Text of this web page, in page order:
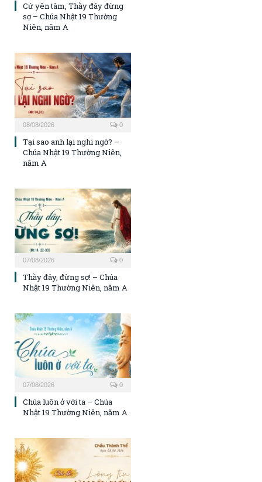
Cứ yên tâm, Thầy đây đừng
sợ – Chúa Nhật 19 Thường
Niên, năm A
08/08/2026 0
Tại sao anh lại nghi ngờ? –
Chúa Nhật 19 Thường Niên,
năm A
07/08/2026 0
Thầy đây, đừng sợ! – Chúa
Nhật 19 Thường Niên, năm A
07/08/2026 0
Chúa luôn ở với ta – Chúa
Nhật 19 Thường Niên, năm A